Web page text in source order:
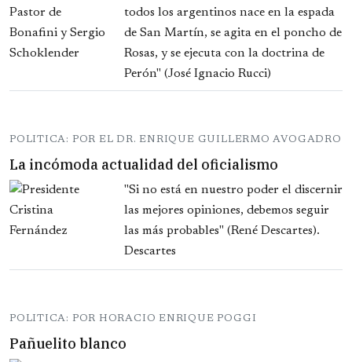
todos los argentinos nace en la espada
de San Martín, se agita en el poncho de
Rosas, y se ejecuta con la doctrina de
Perón" (José Ignacio Rucci)
POLITICA: POR EL DR. ENRIQUE GUILLERMO AVOGADRO
La incómoda actualidad del oficialismo
"Si no está en nuestro poder el discernir
las mejores opiniones, debemos seguir
las más probables" (René Descartes).
Descartes
POLITICA: POR HORACIO ENRIQUE POGGI
Pañuelito blanco